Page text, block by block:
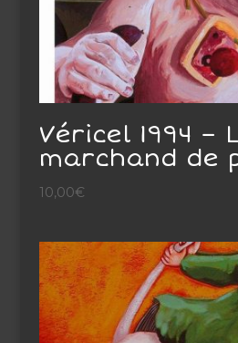
Véricel 1994 –
marchand de
10,00€